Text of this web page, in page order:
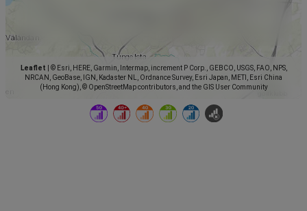
Leaflet
© Esri, HERE, Garmin, Intermap, increment P Corp., GEBCO, USGS, FAO, NPS,
NRCAN, GeoBase, IGN, Kadaster NL, Ordnance Survey, Esri Japan, METI, Esri China
(Hong Kong), © OpenStreetMap contributors, and the GIS User Community